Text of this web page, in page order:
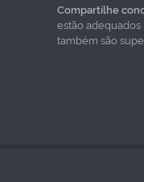
Compartilhe
estão
também são